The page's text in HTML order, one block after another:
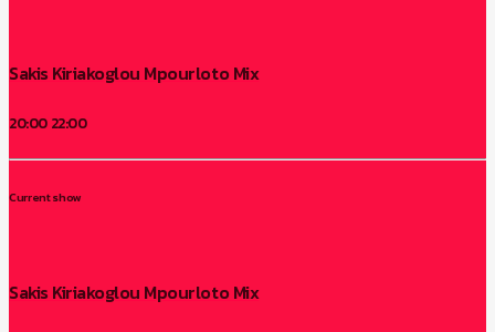
Sakis Kiriakoglou Mpourloto Mix
20:00 22:00
Current show
Sakis Kiriakoglou Mpourloto Mix